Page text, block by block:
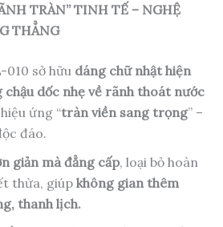
TRÀN” TINH TẾ – NGHỆ
THẲNG
010 sở hữu dáng chữ nhật hiện
chậu dốc nhẹ về rãnh thoát nước
ứng “tràn viền sang trọng” –
đáo.
giản mà đẳng cấp, loại bỏ hoàn
thừa, giúp không gian thêm
thanh lịch.